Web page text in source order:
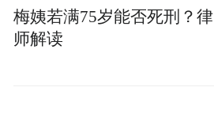
梅姨若满75岁能否死刑？律
师解读